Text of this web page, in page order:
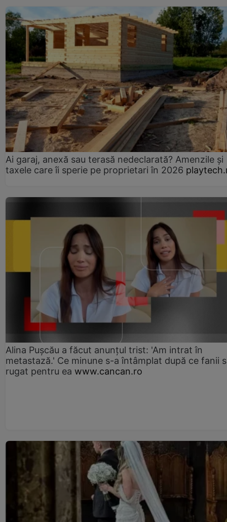
Ai garaj, anexă sau terasă nedeclarată? Amenzile și
taxele care îi sperie pe proprietari în 2026
Alina Pușcău a făcut anunțul trist: 'Am intrat în
metastază.' Ce minune s-a întâmplat după ce fanii
rugat pentru ea www.cancan.ro